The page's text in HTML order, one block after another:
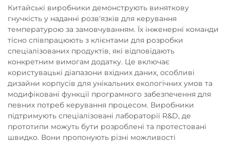
Китайські виробники демонструють виняткову
гнучкість у наданні розв'язків для керування
температурою за замовчуванням. Їх інженерні команди
тісно співпрацюють з клієнтами для розробки
спеціалізованих продуктів, які відповідають
конкретним вимогам додатку. Це включає
користувацькі діапазони вхідних даних, особливі
дизайни корпусів для унікальних екологічних умов та
модифіковані функції програмного забезпечення для
певних потреб керування процесом. Виробники
підтримують спеціалізовані лабораторії R&D, де
прототипи можуть бути розроблені та протестовані
швидко. Вони пропонують різні можливості